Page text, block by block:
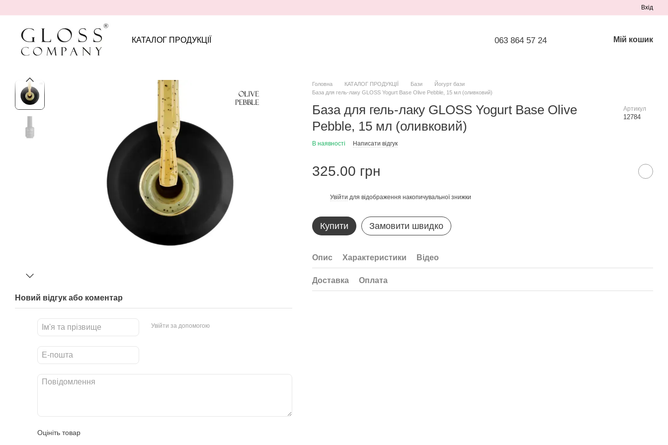
Вхід
КАТАЛОГ ПРОДУКЦІЇ 063 864 57 24 Мій кошик
Новий відгук або коментар
Увійти за допомогою
Оцініть товар
Головна КАТАЛОГ ПРОДУКЦІЇ Бази
Йогурт бази
База для гель-лаку GLOSS Yogurt Base Olive Pebble, 15 мл (оливковий)
База для гель-лаку GLOSS Yogurt Base Olive
Pebble, 15 мл (оливковий)
Артикул
12784
В наявності Написати відгук
325.00 грн
Увійти для відображення накопичувальної знижки
Купити Замовити швидко
Опис Характеристики Відео
Доставка Оплата